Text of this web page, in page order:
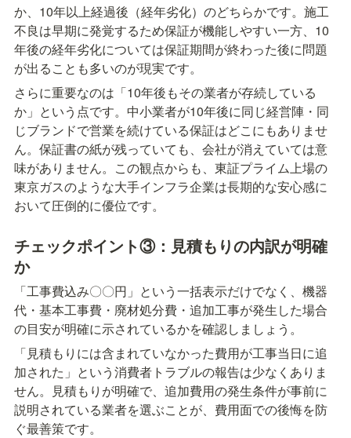
か、10年以上経過後（経年劣化）のどちらかです。施工
不良は早期に発覚するため保証が機能しやすい一方、10
年後の経年劣化については保証期間が終わった後に問題
が出ることも多いのが現実です。
さらに重要なのは「10年後もその業者が存続している
か」という点です。中小業者が10年後に同じ経営陣・同
じブランドで営業を続けている保証はどこにもありませ
ん。保証書の紙が残っていても、会社が消えていては意
味がありません。この観点からも、東証プライム上場の
東京ガスのような大手インフラ企業は長期的な安心感に
おいて圧倒的に優位です。
チェックポイント③：見積もりの内訳が明確
か
「工事費込み〇〇円」という一括表示だけでなく、機器
代・基本工事費・廃材処分費・追加工事が発生した場合
の目安が明確に示されているかを確認しましょう。
「見積もりには含まれていなかった費用が工事当日に追
加された」という消費者トラブルの報告は少なくありま
せん。見積もりが明確で、追加費用の発生条件が事前に
説明されている業者を選ぶことが、費用面での後悔を防
ぐ最善策です。